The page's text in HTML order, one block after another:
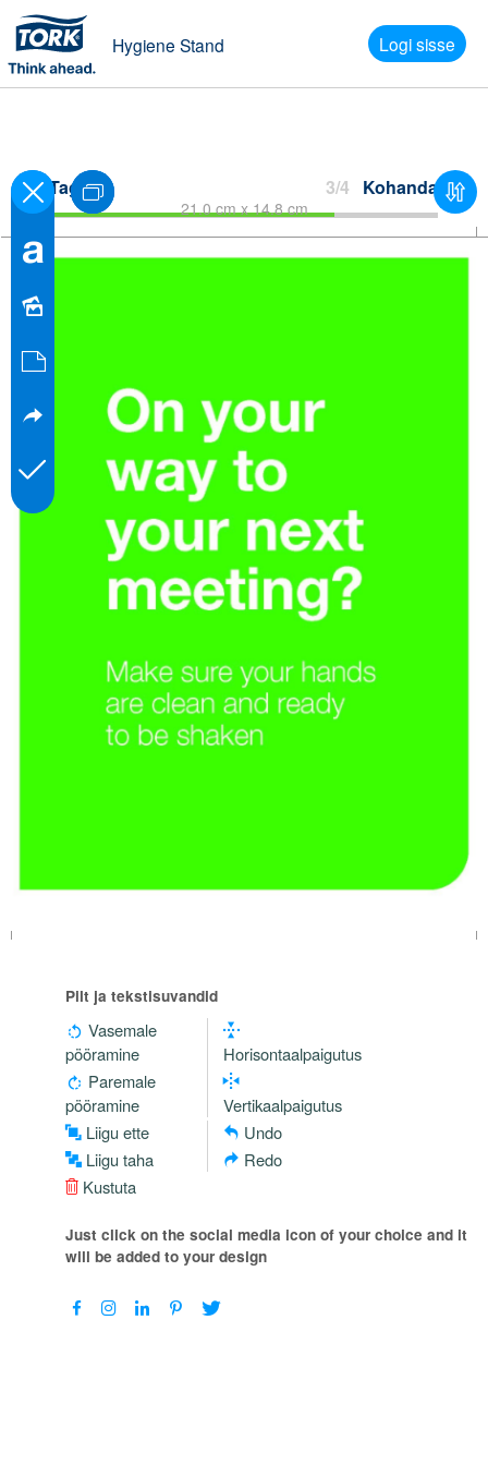
Hygiene Stand
Tagasi 3/4 Kohanda
Logi sisse
21.0 cm x 14.8 cm
Pilt ja tekstisuvandid
Vasemale
pööramine
Paremale
pööramine
Horisontaalpaigutus
Vertikaalpaigutus
Liigu ette
Liigu taha
Undo
Redo
Kustuta
Just click on the social media icon of your choice and it
will be added to your design